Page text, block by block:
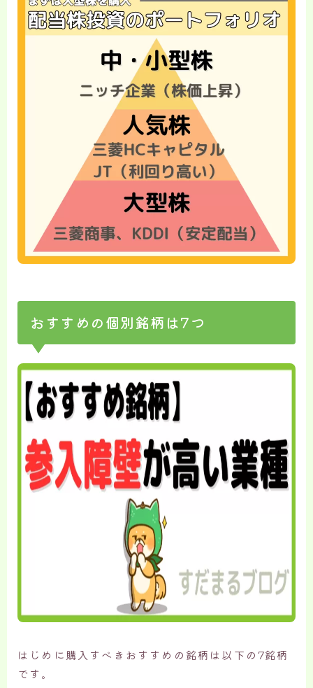
おすすめの個別銘柄は7つ
はじめに購入すべきおすすめの銘柄は以下の7銘柄
です。